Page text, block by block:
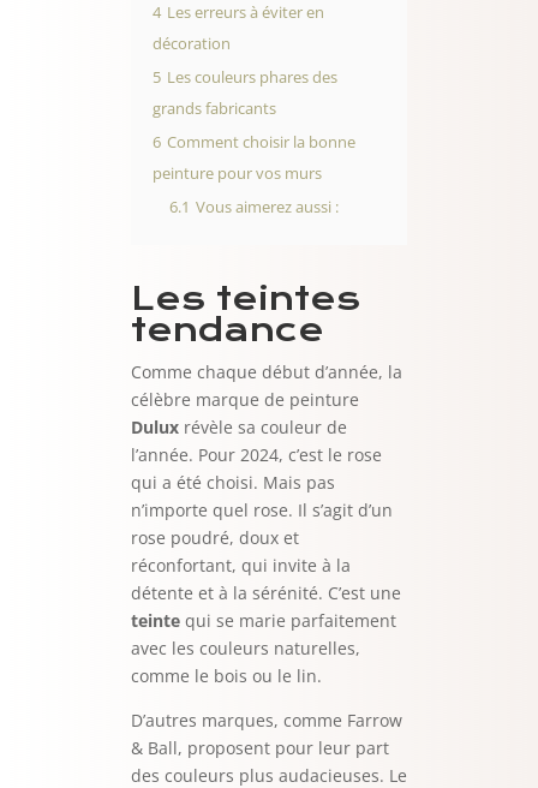
4 Les erreurs à éviter en
décoration
5 Les couleurs phares des
grands fabricants
6 Comment choisir la bonne
peinture pour vos murs
6.1 Vous aimerez aussi :
Les teintes
tendance
Comme chaque début d’année, la
célèbre marque de peinture
Duluxrévèle sa couleur de
l’année. Pour 2024, c’est le rose
qui a été choisi. Mais pas
n’importe quel rose. Il s’agit d’un
rose poudré, doux et
réconfortant, qui invite à la
détente et à la sérénité. C’est une
teintequi se marie parfaitement
avec les couleurs naturelles,
comme le bois ou le lin.
D’autres marques, comme Farrow
& Ball, proposent pour leur part
des couleurs plus audacieuses. Le